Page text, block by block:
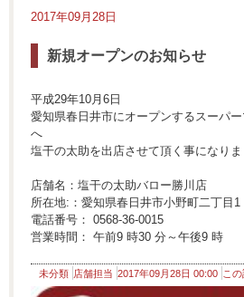
2017年09月28日
新規オープンのお知らせ
平成29年10月6日
愛知県春日井市にオープンするスーパ
へ
塩干の太助を出店させて頂く事になりま
店舗名：塩干の太助バロー勝川店
所在地:：愛知県春日井市小野町二丁目1
電話番号： 0568-36-0015
営業時間： 午前9 時30 分～午後9 時
未分類 店舗担当 2017年09月28日 00:00 こ